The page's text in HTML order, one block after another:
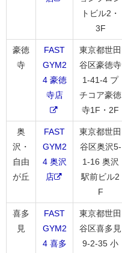
トビル2・
3F
豪徳
寺
FAST
GYM2
4 豪徳
寺店
東京都世田
谷区豪徳寺
1-41-4 プ
チコア豪徳
寺1F・2F
奥
沢・
自由
が丘
FAST
GYM2
4 奥沢
店
東京都世田
谷区奥沢5-
1-16 奥沢
駅前ビル2
F
喜多
見
FAST
GYM2
4 喜多
東京都世田
谷区喜多見
9-2-35 小